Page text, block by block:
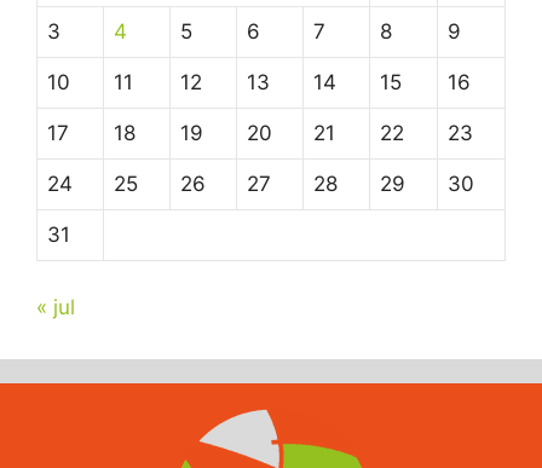
3 4 5 6 7 8 9
10 11 12 13 14 15 16
17 18 19 20 21 22 23
24 25 26 27 28 29 30
31
« jul